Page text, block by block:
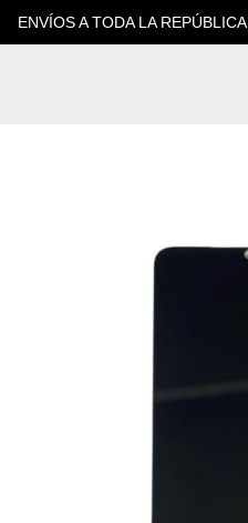
ENVÍOS A TODA LA REPÚBLICA